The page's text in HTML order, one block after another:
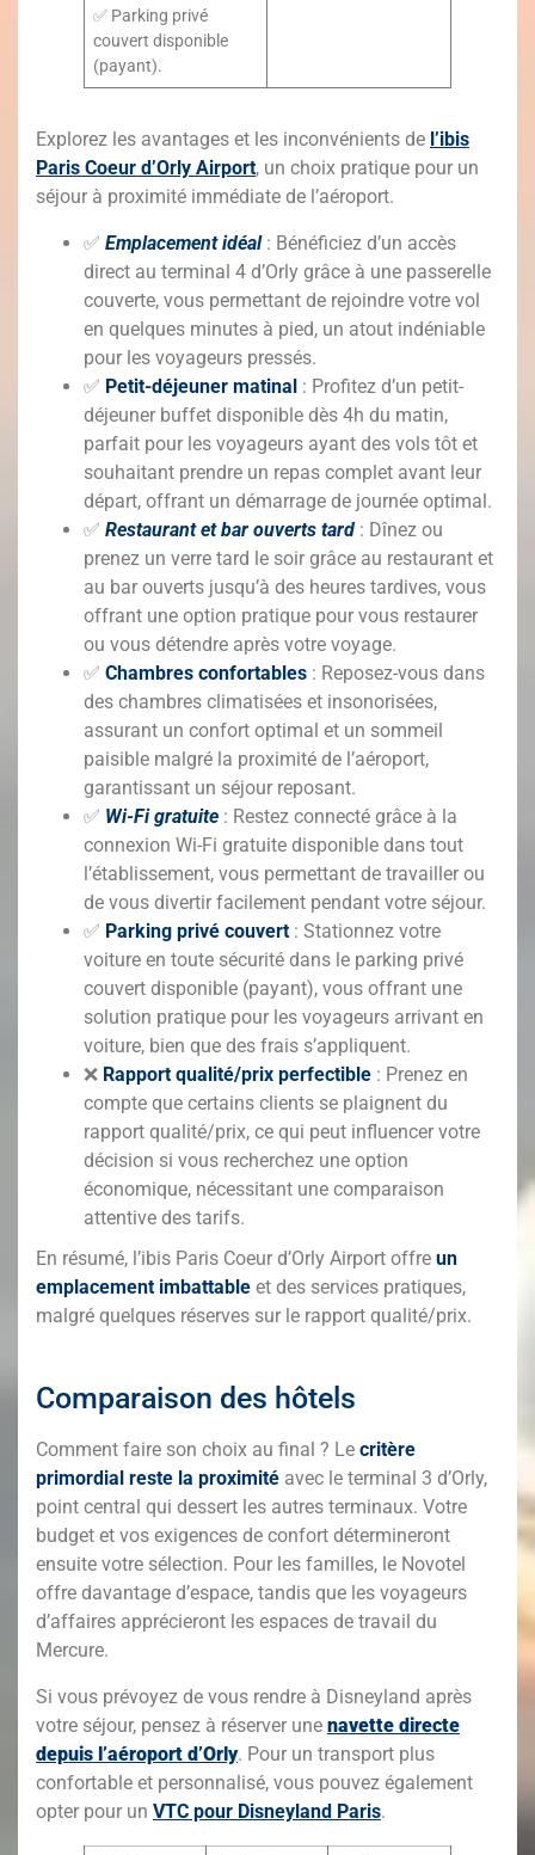
✅ Parking privé
couvert disponible
(payant).
Explorez les avantages et les inconvénients de l’ibis
Paris Coeur d’Orly Airport, un choix pratique pour un
séjour à proximité immédiate de l’aéroport.
✅ Emplacement idéal: Bénéficiez d’un accès
direct au terminal 4 d’Orly grâce à une passerelle
couverte, vous permettant de rejoindre votre vol
en quelques minutes à pied, un atout indéniable
pour les voyageurs pressés.
✅ Petit-déjeuner matinal : Profitez d’un petit-
déjeuner buffet disponible dès 4h du matin,
parfait pour les voyageurs ayant des vols tôt et
souhaitant prendre un repas complet avant leur
départ, offrant un démarrage de journée optimal.
✅ Restaurant et bar ouverts tard : Dînez ou
prenez un verre tard le soir grâce au restaurant et
au bar ouverts jusqu’à des heures tardives, vous
offrant une option pratique pour vous restaurer
ou vous détendre après votre voyage.
✅ Chambres confortables : Reposez-vous dans
des chambres climatisées et insonorisées,
assurant un confort optimal et un sommeil
paisible malgré la proximité de l’aéroport,
garantissant un séjour reposant.
✅ Wi-Fi gratuite : Restez connecté grâce à la
connexion Wi-Fi gratuite disponible dans tout
l’établissement, vous permettant de travailler ou
de vous divertir facilement pendant votre séjour.
✅ Parking privé couvert : Stationnez votre
voiture en toute sécurité dans le parking privé
couvert disponible (payant), vous offrant une
solution pratique pour les voyageurs arrivant en
voiture, bien que des frais s’appliquent.
❌ Rapport qualité/prix perfectible : Prenez en
compte que certains clients se plaignent du
rapport qualité/prix, ce qui peut influencer votre
décision si vous recherchez une option
économique, nécessitant une comparaison
attentive des tarifs.
En résumé, l’ibis Paris Coeur d’Orly Airport offre un
emplacement imbattable et des services pratiques,
malgré quelques réserves sur le rapport qualité/prix.
Comparaison des hôtels
Comment faire son choix au final ? Le critère
primordial reste la proximité avec le terminal 3 d’Orly,
point central qui dessert les autres terminaux. Votre
budget et vos exigences de confort détermineront
ensuite votre sélection. Pour les familles, le Novotel
offre davantage d’espace, tandis que les voyageurs
d’affaires apprécieront les espaces de travail du
Mercure.
Si vous prévoyez de vous rendre à Disneyland après
votre séjour, pensez à réserver une navette directe
depuis l’aéroport d’Orly. Pour un transport plus
confortable et personnalisé, vous pouvez également
opter pour un VTC pour Disneyland Paris.